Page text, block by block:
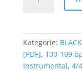
Shadow
(PDF)
Menge
Kategorie:
[PDF], 100-109
Instrumental, 4/4